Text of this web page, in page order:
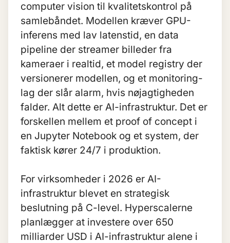
computer vision til kvalitetskontrol på
samlebåndet. Modellen kræver GPU-
inferens med lav latenstid, en data
pipeline der streamer billeder fra
kameraer i realtid, et model registry der
versionerer modellen, og et monitoring-
lag der slår alarm, hvis nøjagtigheden
falder. Alt dette er AI-infrastruktur. Det er
forskellen mellem et proof of concept i
en Jupyter Notebook og et system, der
faktisk kører 24/7 i produktion.
For virksomheder i 2026 er AI-
infrastruktur blevet en strategisk
beslutning på C-level. Hyperscalerne
planlægger at investere over 650
milliarder USD i AI-infrastruktur alene i